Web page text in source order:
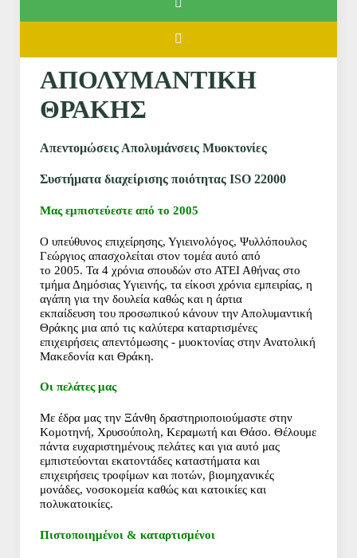
ΑΠΟΛΥΜΑΝΤΙΚΗ
ΘΡΑΚΗΣ
Απεντομώσεις Απολυμάνσεις Μυοκτονίες
Συστήματα διαχείρισης ποιότητας ISO 22000
Μας εμπιστεύεστε από το 2005
Ο υπεύθυνος επιχείρησης, Υγιεινολόγος, Ψυλλόπουλος
Γεώργιος απασχολείται στον τομέα αυτό από
το 2005. Τα 4 χρόνια σπουδών στο ΑΤΕΙ Αθήνας στο
τμήμα Δημόσιας Υγιεινής, τα είκοσι χρόνια εμπειρίας, η
αγάπη για την δουλεία καθώς και η άρτια
εκπαίδευση του προσωπικού κάνουν την Απολυμαντική
Θράκης μια από τις καλύτερα καταρτισμένες
επιχειρήσεις απεντόμωσης - μυοκτονίας στην Ανατολική
Μακεδονία και Θράκη.
Οι πελάτες μας
Με έδρα μας την Ξάνθη δραστηριοποιούμαστε στην
Κομοτηνή, Χρυσούπολη, Κεραμωτή και Θάσο. Θέλουμε
πάντα ευχαριστημένους πελάτες και για αυτό μας
εμπιστεύονται εκατοντάδες καταστήματα και
επιχειρήσεις τροφίμων και ποτών, βιομηχανικές
μονάδες, νοσοκομεία καθώς και κατοικίες και
πολυκατοικίες.
Πιστοποιημένοι & καταρτισμένοι